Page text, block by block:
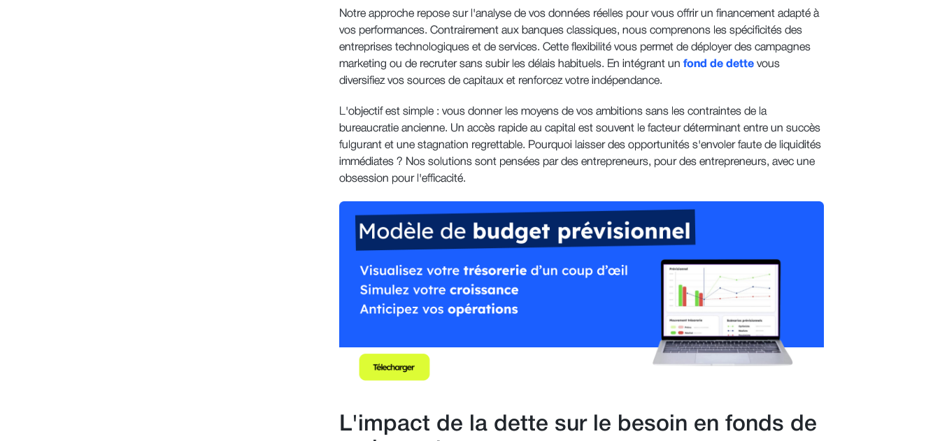
Notre approche repose sur l'analyse de vos données réelles pour vous offrir un financement adapté à
vos performances. Contrairement aux banques classiques, nous comprenons les spécificités des
entreprises technologiques et de services. Cette flexibilité vous permet de déployer des campagnes
marketing ou de recruter sans subir les délais habituels. En intégrant un fond de dettevous
diversifiez vos sources de capitaux et renforcez votre indépendance.
L'objectif est simple : vous donner les moyens de vos ambitions sans les contraintes de la
bureaucratie ancienne. Un accès rapide au capital est souvent le facteur déterminant entre un succès
fulgurant et une stagnation regrettable. Pourquoi laisser des opportunités s'envoler faute de liquidités
immédiates ? Nos solutions sont pensées par des entrepreneurs, pour des entrepreneurs, avec une
obsession pour l'efficacité.
L'impact de la dette sur le besoin en fonds de